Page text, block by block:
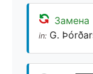
Замена
in: G.